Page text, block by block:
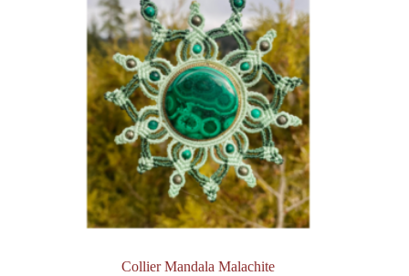
Collier Mandala Malachite